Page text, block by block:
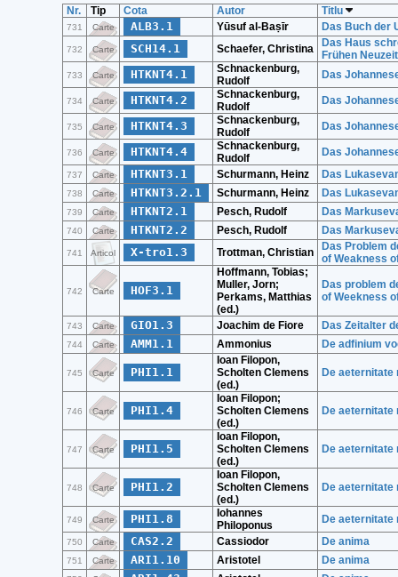
Nr. Tip Cota Autor Titlu
731 Carte ALB3.1 Yūsuf al-Baṣīr Das Buch der
732 Carte SCH14.1 Schaefer, Christina
Das Haus
Frühen Neuzeit
733 Carte HTKNT4.1
Schnackenburg,
Rudolf
Das
734 Carte HTKNT4.2
Schnackenburg,
Rudolf
Das
735 Carte HTKNT4.3
Schnackenburg,
Rudolf
Das
736 Carte HTKNT4.4
Schnackenburg,
Rudolf
Das
737 Carte HTKNT3.1 Schurmann, Heinz Das
738 Carte HTKNT3.2.1 Schurmann, Heinz Das
739 Carte HTKNT2.1 Pesch, Rudolf Das
740 Carte HTKNT2.2 Pesch, Rudolf Das
741 Articol X-tro1.3 Trottman, Christian
Das Problem
of Weakness
742 Carte HOF3.1
Hoffmann, Tobias;
Muller, Jorn;
Perkams, Matthias
(ed.)
Das problem
of Weekness
743 Carte GIO1.3 Joachim de Fiore Das Zeitalter
744 Carte AMM1.1 Ammonius De adfinium
745 Carte PHI1.1
Ioan Filopon,
Scholten Clemens
(ed.)
De aeternitate
746 Carte PHI1.4
Ioan Filopon;
Scholten Clemens
(ed.)
De aeternitate
747 Carte PHI1.5
Ioan Filopon,
Scholten Clemens
(ed.)
De aeternitate
748 Carte PHI1.2
Ioan Filopon,
Scholten Clemens
(ed.)
De aeternitate
749 Carte PHI1.8
Iohannes
Philoponus
De
750 Carte CAS2.2 Cassiodor De anima
751 Carte ARI1.10 Aristotel De anima